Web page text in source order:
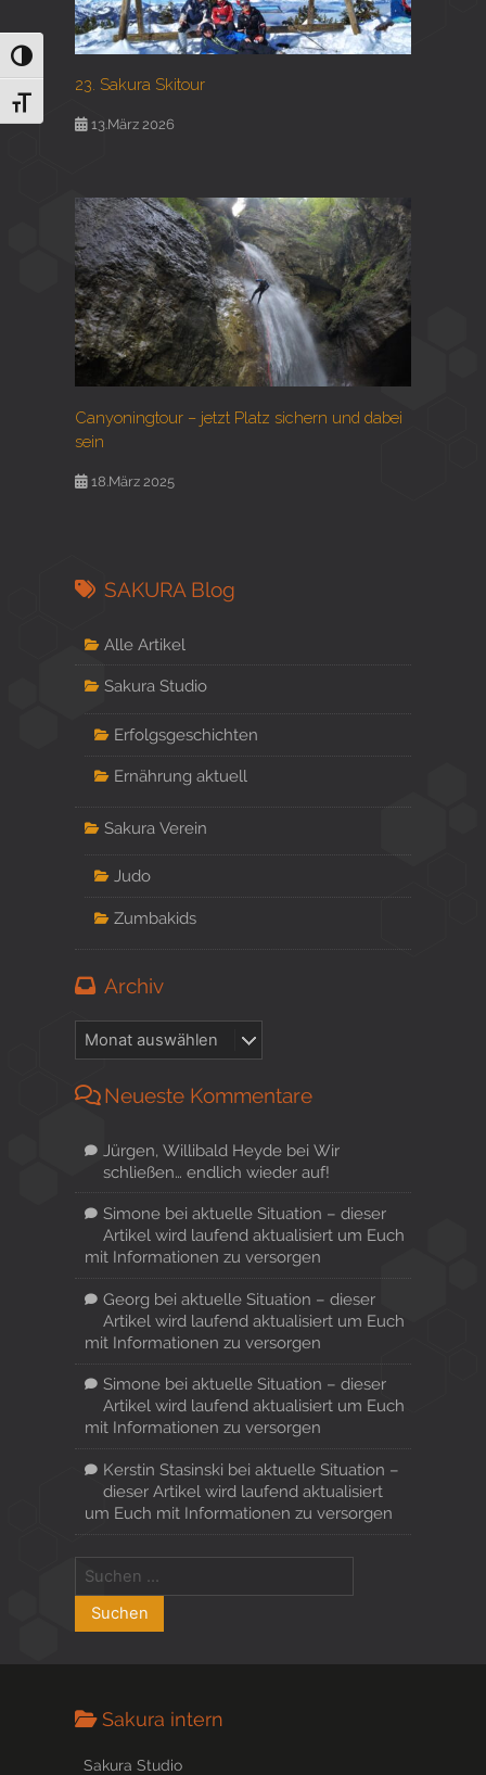
Umschalten auf hohe Kontraste
Schrift vergrößern
23. Sakura Skitour
13.März 2026
Canyoningtour – jetzt Platz sichern und dabei
sein
18.März 2025
SAKURA Blog
Alle Artikel
Sakura Studio
Erfolgsgeschichten
Ernährung aktuell
Sakura Verein
Judo
Zumbakids
Archiv
Neueste Kommentare
Jürgen, Willibald Heydebei Wir
schließen… endlich wieder auf!
Simonebei aktuelle Situation – dieser
Artikel wird laufend aktualisiert um Euch
mit Informationen zu versorgen
Georg bei aktuelle Situation – dieser
Artikel wird laufend aktualisiert um Euch
mit Informationen zu versorgen
Simonebei aktuelle Situation – dieser
Artikel wird laufend aktualisiert um Euch
mit Informationen zu versorgen
Kerstin Stasinski bei aktuelle Situation –
dieser Artikel wird laufend aktualisiert
um Euch mit Informationen zu versorgen
Sakura intern
Sakura Studio